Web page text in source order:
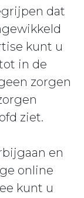
dat
kunt u
in de
zorgen
ziet.
en
online
kunt u